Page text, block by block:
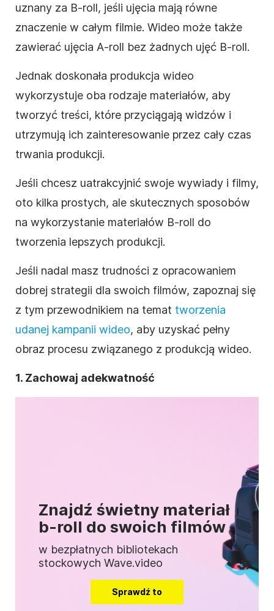
uznany za B-roll, jeśli ujęcia mają równe
znaczenie w całym filmie. Wideo może także
zawierać ujęcia A-roll bez żadnych ujęć B-roll.
Jednak doskonała produkcja wideo
wykorzystuje oba rodzaje materiałów, aby
tworzyć treści, które przyciągają widzów i
utrzymują ich zainteresowanie przez cały czas
trwania produkcji.
Jeśli chcesz uatrakcyjnić swoje wywiady i filmy,
oto kilka prostych, ale skutecznych sposobów
na wykorzystanie materiałów B-roll do
tworzenia lepszych produkcji.
Jeśli nadal masz trudności z opracowaniem
dobrej strategii dla swoich filmów, zapoznaj się
z tym przewodnikiem na temat tworzenia
udanej kampanii wideo, aby uzyskać pełny
obraz procesu związanego z produkcją wideo.
1. Zachowaj adekwatność
Znajdź świetny materiał
b-roll do swoich filmów
w bezpłatnych bibliotekach
stockowych Wave.video
Sprawdź to